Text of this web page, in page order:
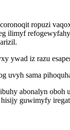
ropuzi
ywad iz razu
uvyh sama
abonalyn
guwimyfy